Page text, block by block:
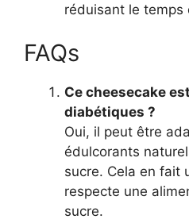
réduisant le temps
FAQs
Ce cheesecake
diabétiques ?
Oui, il peut être
édulcorants
sucre. Cela en fait
respecte une
sucre.